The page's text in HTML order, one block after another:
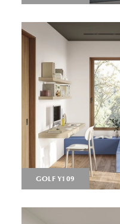
GOLF Y109